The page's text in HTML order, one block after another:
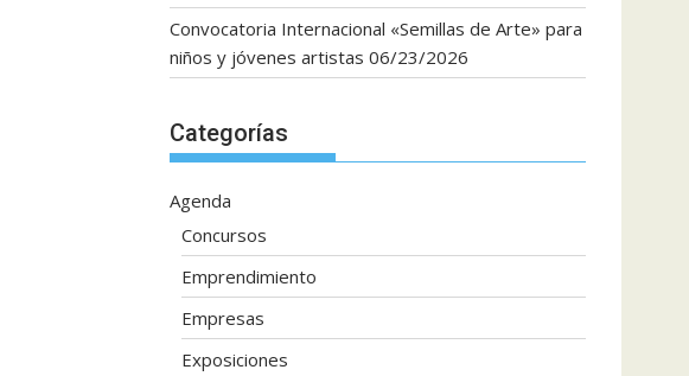
Convocatoria Internacional «Semillas de Arte» para
niños y jóvenes artistas 06/23/2026
Categorías
Agenda
Concursos
Emprendimiento
Empresas
Exposiciones